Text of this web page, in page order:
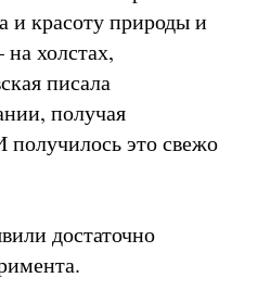
и красоту природы и
холстах,
писала
получая
получилось это свежо
достаточно